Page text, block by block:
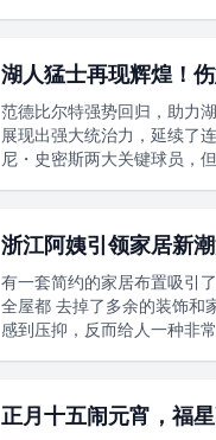
湖人猛士再现辉煌！
范德比尔特强势回归，助力
展现出强大统治力，延续了
尼・史密斯两大关键球员，
浙江阿姨引领家居新
有一套简约的家居布置吸引
全屋都 去掉了多余的装饰和
感到压抑，反而给人一种非常
正月十五闹元宵，福